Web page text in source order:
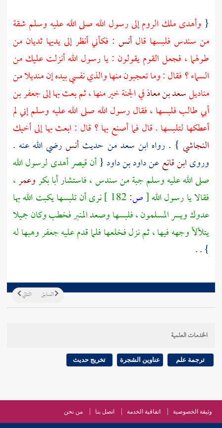
{ وأهدى ملك الرومإلى رسول الله صلى الله عليه وسلم شقة
من سندس فلبسها قالأنس : فكأني أنظر إلى يديها ثديان من
طولهما ، فجعل القوم يقولون : يا رسول الله أنزلت عليك من
السماء ؟ فقال : وما تعجبون منها والذي نفسي بيده إن منديلا من
مناديلسعد بن معاذفي الجنة خير منها ، ثم بعث بها إلىجعفر بن
أبي طالبفلبسها ، فقال رسول الله صلى الله عليه وسلم إني لم
أعطكها لتلبسها . قال فما أصنع بها ؟ قال : ابعث بها إلى أخيك
النجاشي } . رواه ابن سعدمن حديث أنسرضي الله عنه .
وروىابن قانععنداود بن داود{أنقيصرأهدى لرسول الله
صلى الله عليه وسلم جبة من سندس ، فاستشارأبا بكروعمر،
فقالا يا رسول الله[ص:
نرى أن تلبسها يكبت الله بها
عدوك ويسر المسلمون ، فلبسها وصعد المنبر فخطب وكان جميلا
يتلألأ وجهه فيها ، ثم نزل فخلعها فلما قدم عليهجعفروهبها له
} . .
التالي السابق
الخدمات العلمية
ترجمة علم عناوين الشجرة تخريج حديث
وثيقة الخصوصية اتفاقية الخدمة اتصل بنا من نحن